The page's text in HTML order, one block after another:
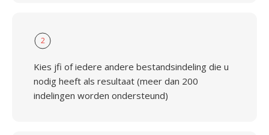
2
Kies jfi of iedere andere bestandsindeling die u
nodig heeft als resultaat (meer dan 200
indelingen worden ondersteund)